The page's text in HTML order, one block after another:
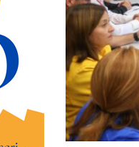
INFRAESTRUCTURAS